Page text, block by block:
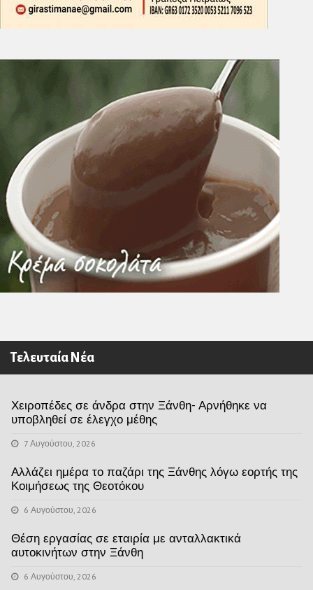
Τελευταία Νέα
Χειροπέδες σε άνδρα στην Ξάνθη- Αρνήθηκε να
υποβληθεί σε έλεγχο μέθης
7 Αυγούστου, 2026
Αλλάζει ημέρα το παζάρι της Ξάνθης λόγω εορτής της
Κοιμήσεως της Θεοτόκου
6 Αυγούστου, 2026
Θέση εργασίας σε εταιρία με ανταλλακτικά
αυτοκινήτων στην Ξάνθη
6 Αυγούστου, 2026